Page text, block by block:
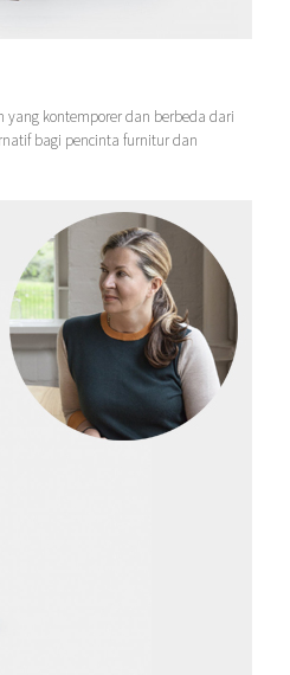
yang kontemporer dan berbeda dari
bagi pencinta furnitur dan